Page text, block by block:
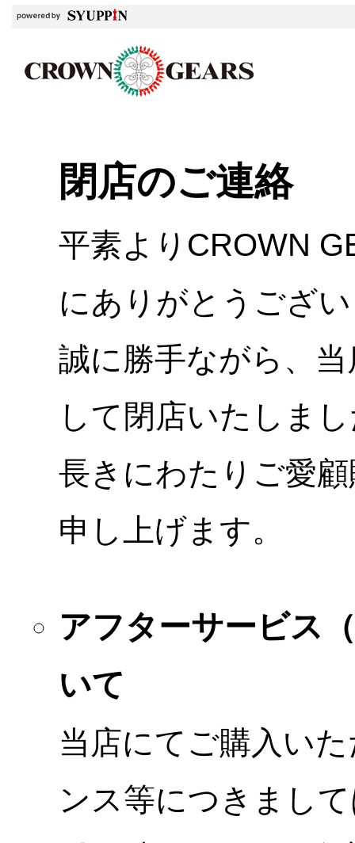
閉店のご連絡
平素よりCROWN
にありがとうござ
誠に勝手ながら、
して閉店いたしま
長きにわたりご愛
申し上げます。
アフターサービス
いて
当店にてご購入い
ンス等につきまし